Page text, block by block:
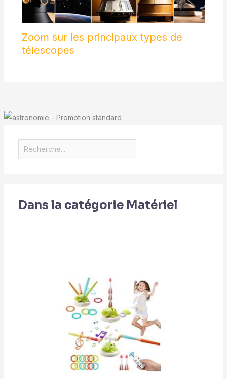
Zoom sur les principaux types de
télescopes
Dans la catégorie Matériel